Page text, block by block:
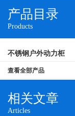
产品目录
Products
不锈钢户外动力柜
查看全部产品
相关文章
Articles